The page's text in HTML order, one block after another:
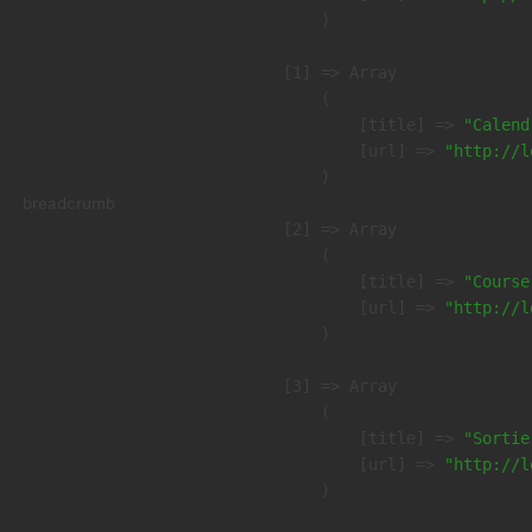
"http://
"http://
"http://